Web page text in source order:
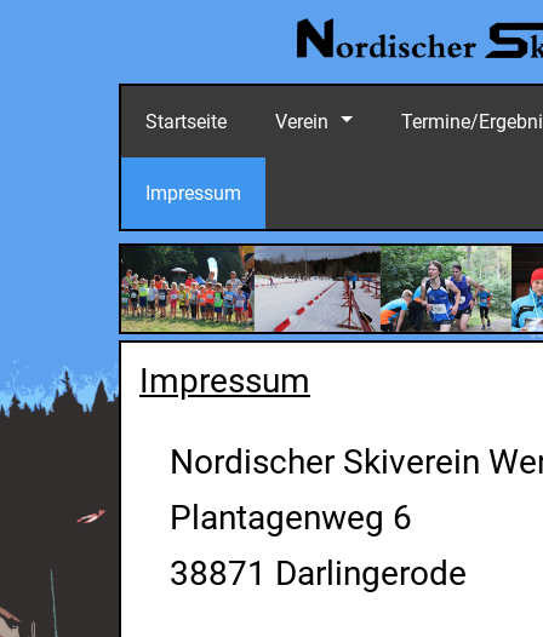
Startseite Verein Termine/
Impressum
Impressum
Nordischer Skiverein
Plantagenweg 6
38871 Darlingerode